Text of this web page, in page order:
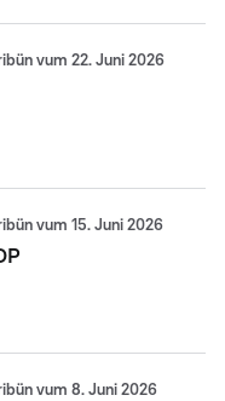
vum 22. Juni 2026
vum 15. Juni 2026
vum 8. Juni 2026